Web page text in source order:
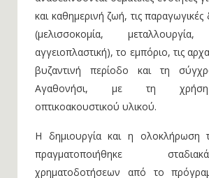
και καθημερινή ζωή, τις παραγωγικές
(μελισσοκομία,
αγγειοπλαστική), το εμπόριο, τις
βυζαντινή περίοδο και τη
Αγαθονήσι, με τη χρήση
οπτικοακουστικού υλικού.
Η δημιουργία και η ολοκλήρωση
πραγματοποιήθηκε
χρηματοδοτήσεων από το